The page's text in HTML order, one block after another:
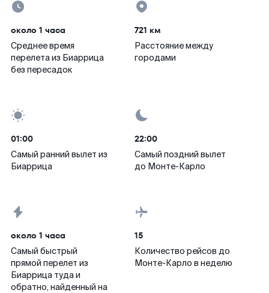
около 1 часа
Среднее время
перелета из Биаррица
без пересадок
721 км
Расстояние между
городами
01:00
Самый ранний вылет из
Биаррица
22:00
Самый поздний вылет
до Монте-Карло
около 1 часа
Самый быстрый
прямой перелет из
Биаррица туда и
обратно, найденный на
15
Количество рейсов до
Монте-Карло в неделю